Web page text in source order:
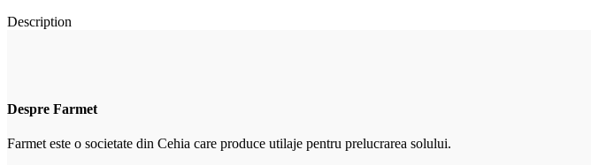
Description
Despre Farmet
Farmet este o societate din Cehia care produce utilaje pentru prelucrarea solului.